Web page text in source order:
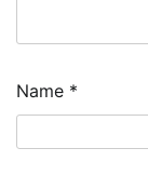
Name *